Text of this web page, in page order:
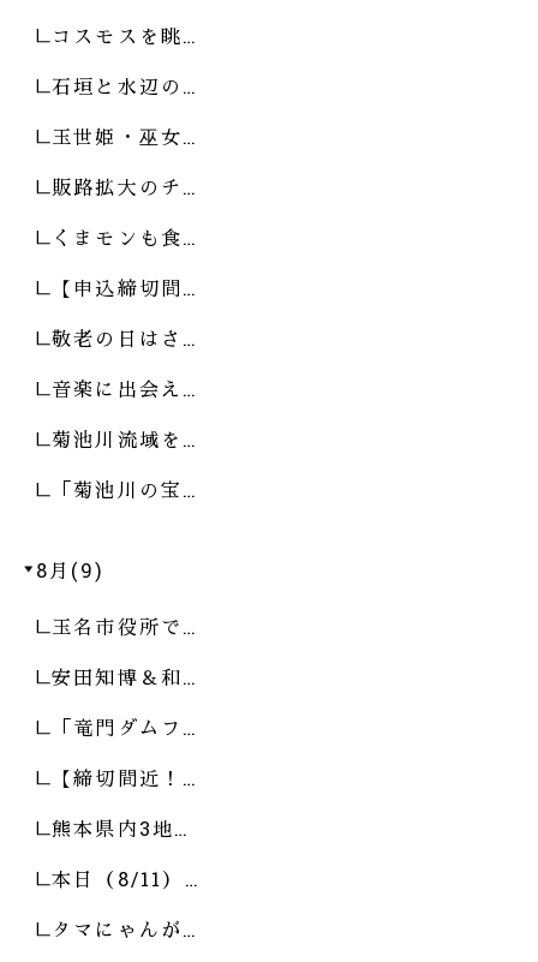
コスモスを眺…
石垣と水辺の…
玉世姫・巫女…
販路拡大のチ…
くまモンも食…
【申込締切間…
敬老の日はさ…
音楽に出会え…
菊池川流域を…
「菊池川の宝…
8月(9)
玉名市役所で…
安田知博＆和…
「竜門ダムフ…
【締切間近！…
熊本県内3地…
本日（8/11）…
タマにゃんが…